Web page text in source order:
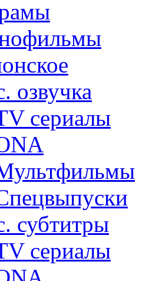
озвучка
сериалы
субтитры
сериалы